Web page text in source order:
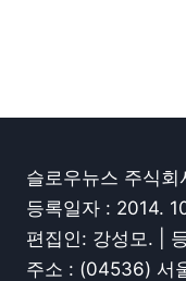
슬로우뉴스 주식회
등록일자 : 2014.
편집인: 강성모. |
주소 : (04536) 서